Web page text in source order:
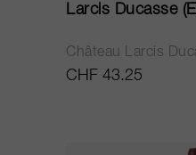
Larcis Ducasse
Château Larcis
CHF 43.25